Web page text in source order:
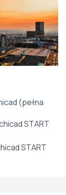
(pełna
START
START